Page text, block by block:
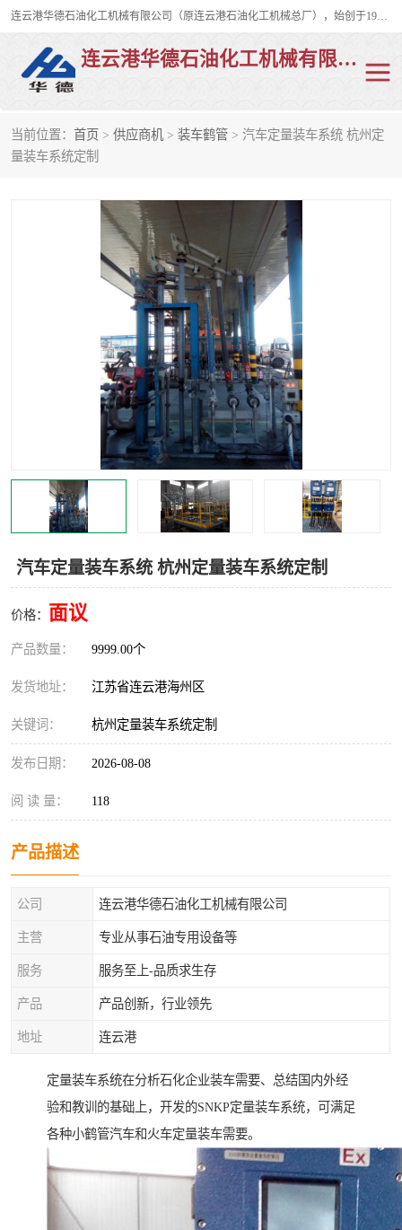
连云港华德石油化工机械有限公司（原连云港石油化工机械总厂），始创于1982年，是从事码头船用流体装卸臂、陆用流体装卸臂（鹤管）、活动梯、钢构平台、定量装车系统等全系列流体装卸设备的设计、制造、销售以及服务的专业供应商。
连云港华德石油化工机械有限公司
当前位置： 首页 > 供应商机 > 装车鹤管 > 汽车定量装车系统 杭州定
量装车系统定制
汽车定量装车系统 杭州定量装车系统定制
价格： 面议
产品数量： 9999.00个
发货地址： 江苏省连云港海州区
关键词： 杭州定量装车系统定制
发布日期： 2026-08-08
阅 读 量： 118
产品描述
公司 连云港华德石油化工机械有限公司
主营 专业从事石油专用设备等
服务 服务至上-品质求生存
产品 产品创新，行业领先
地址 连云港
定量装车系统在分析石化企业装车需要、总结国内外经
验和教训的基础上，开发的SNKP定量装车系统，可满足
各种小鹤管汽车和火车定量装车需要。
陆用流体装卸臂
液氯鹤管
活动梯
卸车鹤管
输油臂
紧急脱离干式接头 火车鹤管
顶部鹤管
低温鹤管
浮动出油装置 鹤管